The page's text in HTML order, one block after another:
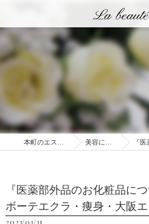
美容に関するブログ 『医薬
『医薬部外品のお化粧品に
ボーテエクラ・痩身・大阪
2023/03/31